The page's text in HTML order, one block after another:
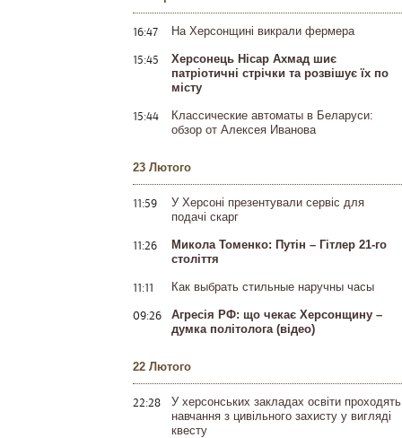
16:47 На Херсонщині викрали фермера
15:45
Херсонець Нісар Ахмад шиє
патріотичні стрічки та розвішує їх по
місту
15:44
Классические автоматы в Беларуси:
обзор от Алексея Иванова
23 Лютого
11:59
У Херсоні презентували сервіс для
подачі скарг
11:26
Микола Томенко: Путін – Гітлер 21-го
століття
11:11 Как выбрать стильные наручны часы
09:26
Агресія РФ: що чекає Херсонщину –
думка політолога (відео)
22 Лютого
22:28
У херсонських закладах освіти проходять
навчання з цивільного захисту у вигляді
квесту